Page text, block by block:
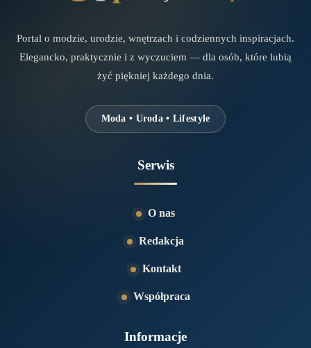
Portal o modzie, urodzie, wnętrzach i codziennych inspiracjach.
Elegancko, praktycznie i z wyczuciem — dla osób, które lubią
żyć piękniej każdego dnia.
Moda • Uroda • Lifestyle
Serwis
O nas
Redakcja
Kontakt
Współpraca
Informacje